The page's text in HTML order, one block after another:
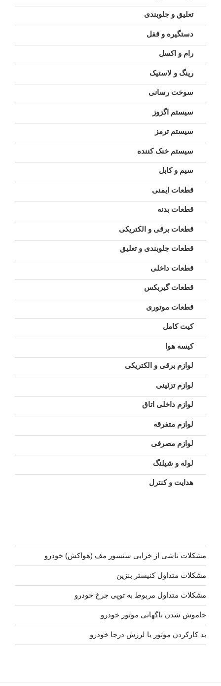
تعلیق و جلوبندی
دستگیره و قفل
رام و اکسل
رینگ و لاستیک
سوخت رسانی
سیستم اگزوز
سیستم ترمز
سیستم خنک کننده
سیم و کابل
قطعات ایمنی
قطعات بدنه
قطعات برقی و الکتریکی
قطعات جلوبندی و تعلیق
قطعات داخلی
قطعات گیربکس
قطعات موتوری
کیت کامل
کیسه هوا
لوازم برقی و الکتریکی
لوازم تزئینی
لوازم داخلی اتاق
لوازم متفرقه
لوازم مصرفی
لوله و شیلنگ
هدایت و کنترل
مشکلات ناشی از خرابی سنسور مف (هواکش) خودرو
مشکلات متداول کنیستر بنزین
مشکلات متداول مربوط به توپی چرخ خودرو
خاموش شدن ناگهانی موتور خودرو
بد کارکردن موتور یا لرزش درجا خودرو